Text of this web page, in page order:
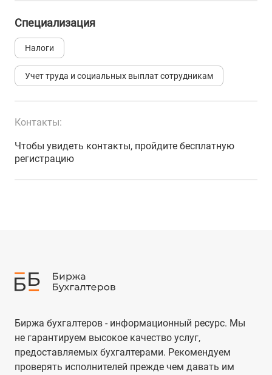
Специализация
Налоги
Учет труда и социальных выплат сотрудникам
Контакты:
Чтобы увидеть контакты, пройдите бесплатную
регистрацию
Биржа бухгалтеров - информационный ресурс. Мы
не гарантируем высокое качество услуг,
предоставляемых бухгалтерами. Рекомендуем
проверять исполнителей прежде чем давать им